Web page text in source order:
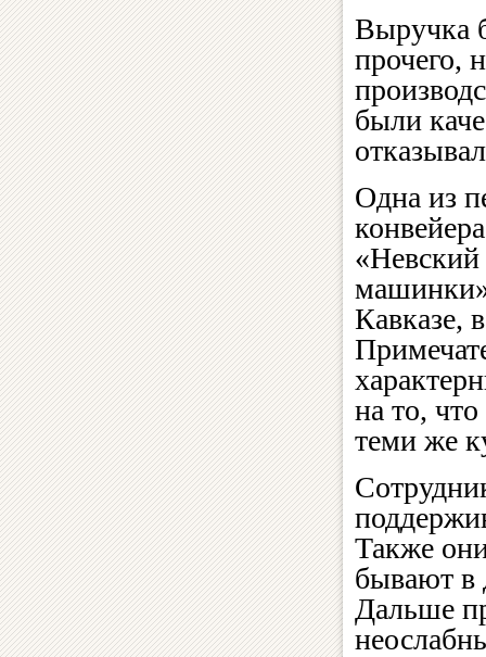
Выручка
прочего,
были
Одна из
«Невский
Кавказе,
на то,
теми же
Также
бывают в
Дальше